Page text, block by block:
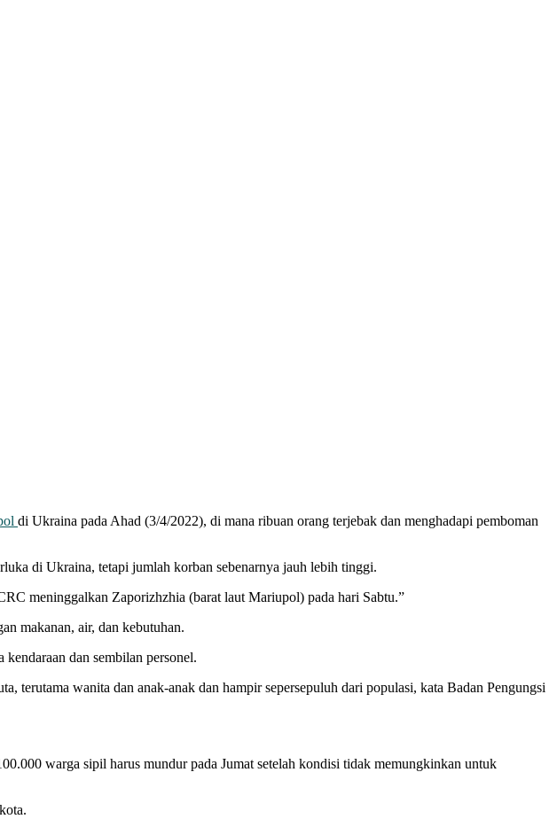
di Ukraina pada Ahad (3/4/2022), di mana ribuan orang terjebak dan menghadapi pemboman
di Ukraina, tetapi jumlah korban sebenarnya jauh lebih tinggi.
meninggalkan Zaporizhzhia (barat laut Mariupol) pada hari Sabtu.”
makanan, air, dan kebutuhan.
dan sembilan personel.
wanita dan anak-anak dan hampir sepersepuluh dari populasi, kata Badan Pengungsi
warga sipil harus mundur pada Jumat setelah kondisi tidak memungkinkan untuk